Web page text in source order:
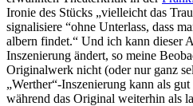
Ironie des Stücks „vielleicht das
signalisiere “ohne Unterlass, dass
albern findet.“ Und ich kann dieser
Inszenierung ändert, so meine
Originalwerk nicht (oder nur ganz
„Werther“-Inszenierung kann als
während das Original weiterhin als